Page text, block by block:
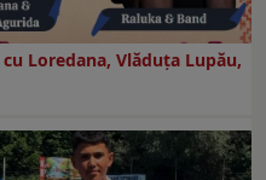
Loredana, Vlăduța Lupău,